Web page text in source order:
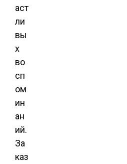
аст
ли
вы
х
во
сп
ом
ин
ан
ий.
За
каз